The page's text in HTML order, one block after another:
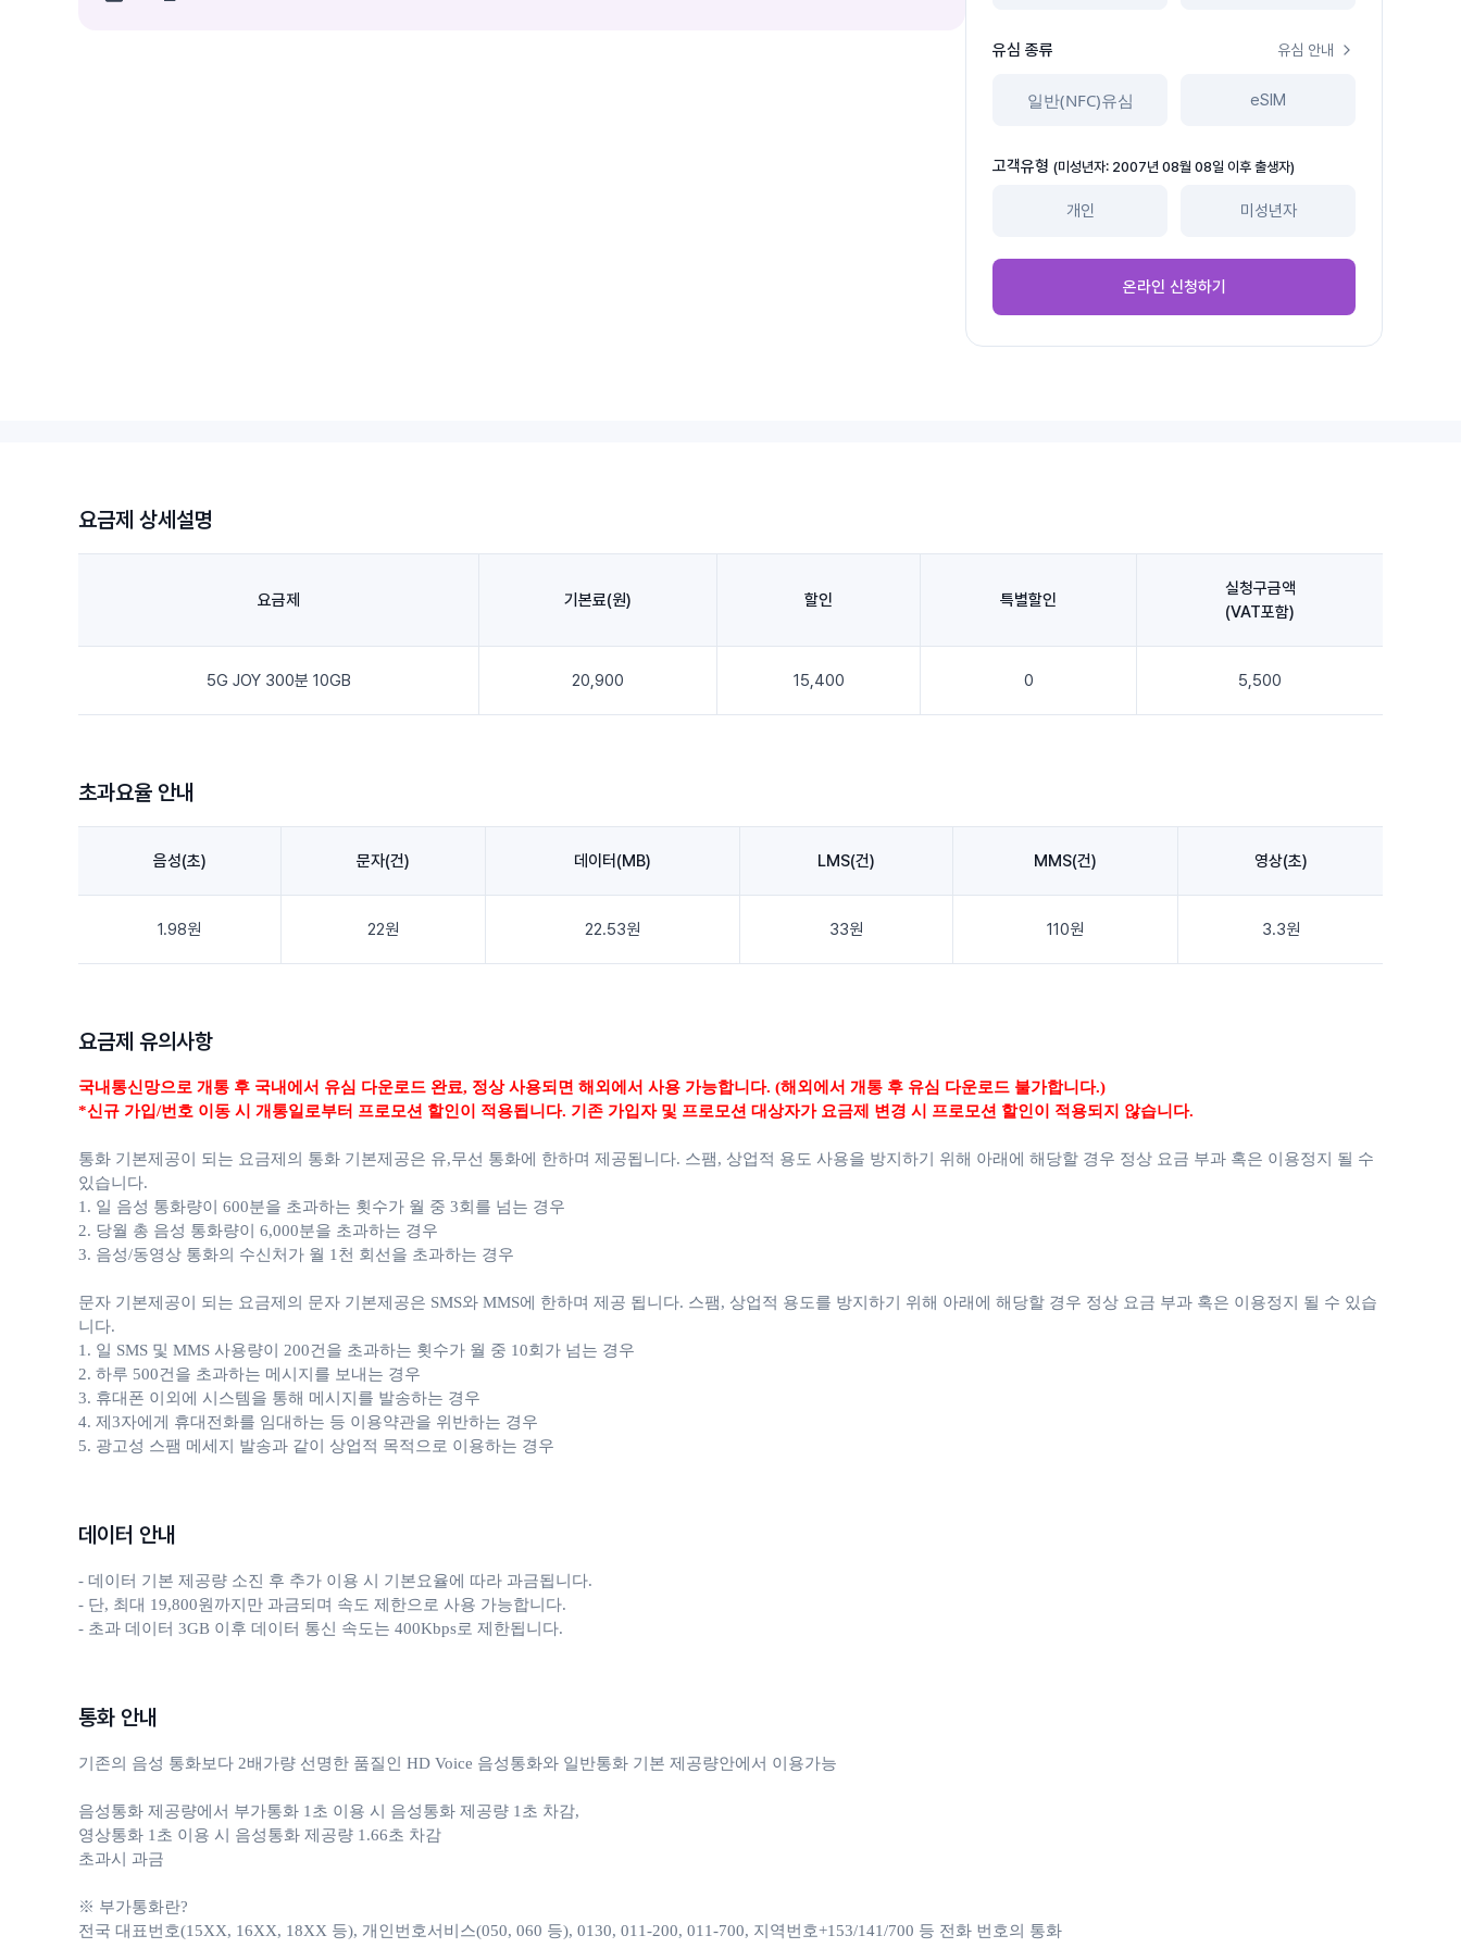
유심 종류 유심 안내
일반(NFC)유심 eSIM
고객유형 (미성년자: 2007년 08월 08일 이후 출생자)
개인 미성년자
온라인 신청하기
요금제 상세설명
요금제 기본료(원) 할인 특별할인
실청구금액
(VAT포함)
5G JOY 300분 10GB 20,900 15,400 0 5,500
초과요율 안내
음성(초) 문자(건) 데이터(MB) LMS(건) MMS(건) 영상(초)
1.98원 22원 22.53원 33원 110원 3.3원
요금제 유의사항
국내통신망으로 개통 후 국내에서 유심 다운로드 완료, 정상 사용되면 해외에서 사용 가능합니다. (해외에서 개통 후 유심 다운로드 불가합니다.)
*신규 가입/번호 이동 시 개통일로부터 프로모션 할인이 적용됩니다. 기존 가입자 및 프로모션 대상자가 요금제 변경 시 프로모션 할인이 적용되지 않습니다.
통화 기본제공이 되는 요금제의 통화 기본제공은 유,무선 통화에 한하며 제공됩니다. 스팸, 상업적 용도 사용을 방지하기 위해 아래에 해당할 경우 정상 요금 부과 혹은 이용정지 될 수
있습니다.
1. 일 음성 통화량이 600분을 초과하는 횟수가 월 중 3회를 넘는 경우
2. 당월 총 음성 통화량이 6,000분을 초과하는 경우
3. 음성/동영상 통화의 수신처가 월 1천 회선을 초과하는 경우
문자 기본제공이 되는 요금제의 문자 기본제공은 SMS와 MMS에 한하며 제공 됩니다. 스팸, 상업적 용도를 방지하기 위해 아래에 해당할 경우 정상 요금 부과 혹은 이용정지 될 수 있습
니다.
1. 일 SMS 및 MMS 사용량이 200건을 초과하는 횟수가 월 중 10회가 넘는 경우
2. 하루 500건을 초과하는 메시지를 보내는 경우
3. 휴대폰 이외에 시스템을 통해 메시지를 발송하는 경우
4. 제3자에게 휴대전화를 임대하는 등 이용약관을 위반하는 경우
5. 광고성 스팸 메세지 발송과 같이 상업적 목적으로 이용하는 경우
데이터 안내
- 데이터 기본 제공량 소진 후 추가 이용 시 기본요율에 따라 과금됩니다.
- 단, 최대 19,800원까지만 과금되며 속도 제한으로 사용 가능합니다.
- 초과 데이터 3GB 이후 데이터 통신 속도는 400Kbps로 제한됩니다.
통화 안내
기존의 음성 통화보다 2배가량 선명한 품질인 HD Voice 음성통화와 일반통화 기본 제공량안에서 이용가능
음성통화 제공량에서 부가통화 1초 이용 시 음성통화 제공량 1초 차감,
영상통화 1초 이용 시 음성통화 제공량 1.66초 차감
초과시 과금
※ 부가통화란?
전국 대표번호(15XX, 16XX, 18XX 등), 개인번호서비스(050, 060 등), 0130, 011-200, 011-700, 지역번호+153/141/700 등 전화 번호의 통화